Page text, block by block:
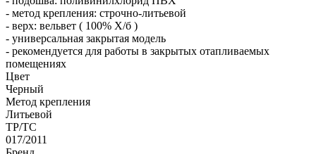
- метод крепления: строчно-литьевой
- верх: вельвет ( 100% Х/б )
- универсальная закрытая модель
- рекомендуется для работы в закрытых отапливаемых
помещениях
Цвет
Черный
Метод крепления
Литьевой
ТР/ТС
017/2011